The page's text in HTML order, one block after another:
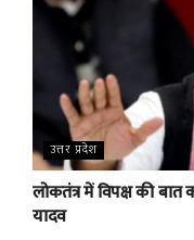
उत्तर प्रदेश
लोकतंत्र में विपक्ष की
यादव